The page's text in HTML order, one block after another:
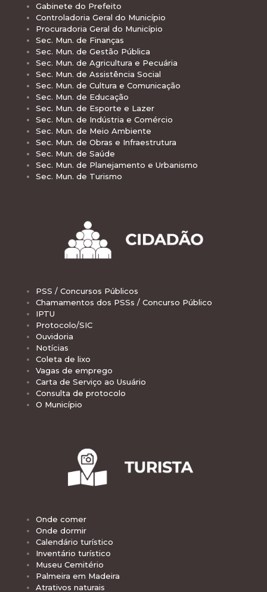
Gabinete do Prefeito
Controladoria Geral do Município
Procuradoria Geral do Município
Sec. Mun. de Finanças
Sec. Mun. de Gestão Pública
Sec. Mun. de Agricultura e Pecuária
Sec. Mun. de Assistência Social
Sec. Mun. de Cultura e Comunicação
Sec. Mun. de Educação
Sec. Mun. de Esporte e Lazer
Sec. Mun. de Indústria e Comércio
Sec. Mun. de Meio Ambiente
Sec. Mun. de Obras e Infraestrutura
Sec. Mun. de Saúde
Sec. Mun. de Planejamento e Urbanismo
Sec. Mun. de Turismo
PSS / Concursos Públicos
Chamamentos dos PSSs / Concurso Público
IPTU
Protocolo/SIC
Ouvidoria
Notícias
Coleta de lixo
Vagas de emprego
Carta de Serviço ao Usuário
Consulta de protocolo
O Município
Onde comer
Onde dormir
Calendário turístico
Inventário turístico
Museu Cemitério
Palmeira em Madeira
Atrativos naturais